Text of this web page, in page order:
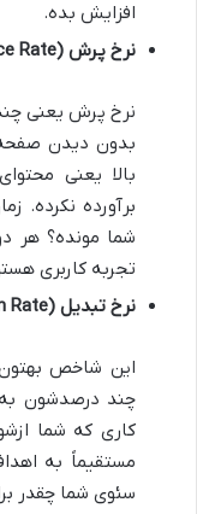
افزایش بده.
نرخ پرش (Bounce Rate) و زمان ماندگاری (Dwell Time):
نرخ پرش یعنی
بدون دیدن
بالا یعنی
برآورده نکرده.
شما مونده؟ هر
تجربه کاربری
نرخ تبدیل (Conversion Rate):
این شاخص بهتون
چند درصدشون
مستقیماً به
سئوی شما چقدر